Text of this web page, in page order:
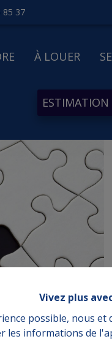
Vivez plus
possible, nous
les informations de
85 37
À LOUER